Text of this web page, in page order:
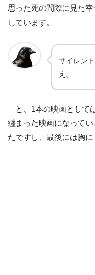
思った死の間際に見た
しています。
サイレン
え。
と、1本の映画として
纏まった映画になって
たですし、最後には胸に